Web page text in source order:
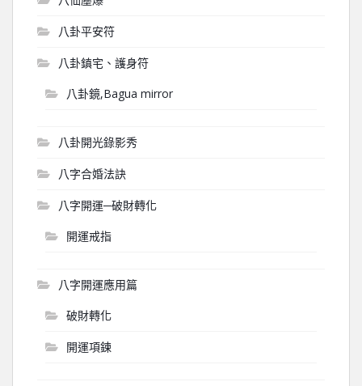
八卦平安符
八卦鎮宅、護身符
八卦鏡,Bagua mirror
八卦開光錄影秀
八字合婚法訣
八字開運─破財轉化
開運戒指
八字開運應用篇
破財轉化
開運項鍊